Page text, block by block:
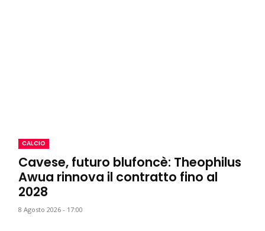
CALCIO
Cavese, futuro blufoncè: Theophilus
Awua rinnova il contratto fino al
2028
8 Agosto 2026 - 17:00